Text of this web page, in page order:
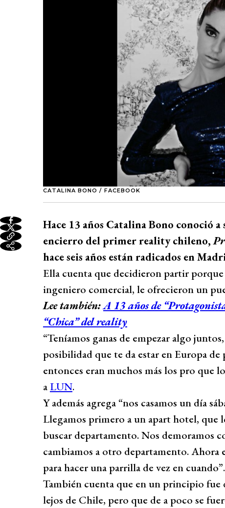
CATALINA BONO / FACEBOOK
Hace 13 años Catalina Bono conoció
encierro del primer reality chileno,
hace seis años están radicados en
Ella cuenta que decidieron partir porque
ingeniero comercial, le ofrecieron un
Lee también:A 13 años de
“Chica” del reality
“Teníamos ganas de empezar algo
posibilidad que te da estar en Europa de
entonces eran muchos más los pro que
a LUN.
Y además agrega “nos casamos un día
Llegamos primero a un apart hotel, que
buscar departamento. Nos demoramos
cambiamos a otro departamento. Ahora
para hacer una parrilla de vez en cuando”.
También cuenta que en un principio fue
lejos de Chile, pero que de a poco se